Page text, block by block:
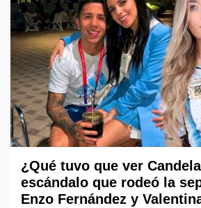
¿Qué tuvo que ver
escándalo que rodeó la
Enzo Fernández y